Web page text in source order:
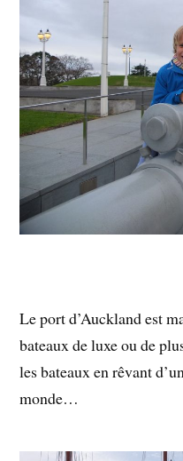
Le port d’Auckland est
bateaux de luxe ou de
les bateaux en rêvant
monde…